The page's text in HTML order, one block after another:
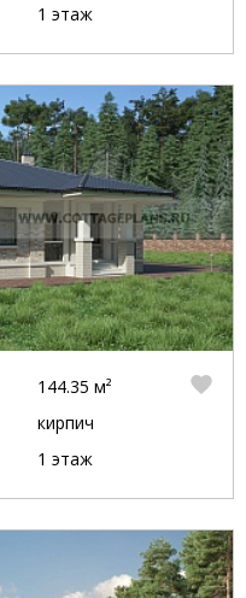
1 этаж
144.35 м²
кирпич
1 этаж